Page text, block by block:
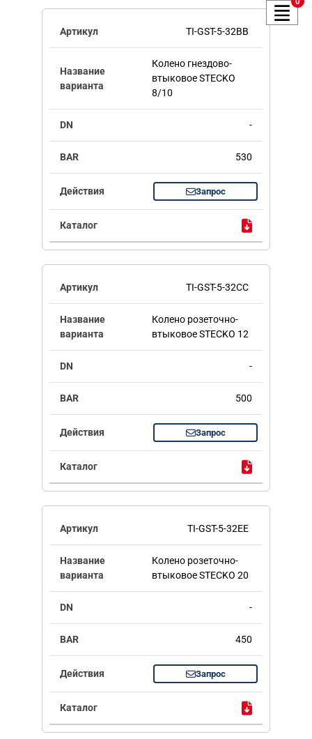
TI-GST-5-32BB
Колено гнездово-
втыковое STECKO
8/10
-
530
Запрос
TI-GST-5-32CC
Колено розеточно-
втыковое STECKO 12
-
500
Запрос
TI-GST-5-32EE
Колено розеточно-
втыковое STECKO 20
-
450
Запрос